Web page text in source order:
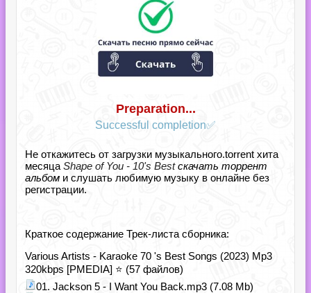
Preparation...
Successful completion✅
Не откажитесь от загрузки музыкального.torrent хита
месяца Shape of You - 10's Bestскачать торрент
альбом и слушать любимую музыку в онлайне без
регистрации.
Краткое содержание Трек-листа сборника:
Various Artists - Karaoke 70 's Best Songs (2023) Mp3
320kbps [PMEDIA] ⭐️ (57 файлов)
01. Jackson 5 - I Want You Back.mp3 (7.08 Mb)